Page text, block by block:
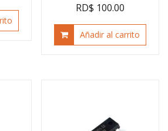
RD$ 100.00
Añadir al carrito